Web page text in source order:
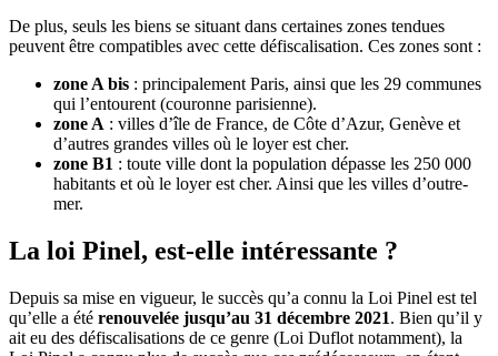
De plus, seuls les biens se situant dans certaines zones tendues
peuvent être compatibles avec cette défiscalisation. Ces zones sont :
zone A bis : principalement Paris, ainsi que les 29 communes
qui l’entourent (couronne parisienne).
zone A : villes d’île de France, de Côte d’Azur, Genève et
d’autres grandes villes où le loyer est cher.
zone B1 : toute ville dont la population dépasse les 250 000
habitants et où le loyer est cher. Ainsi que les villes d’outre-
mer.
La loi Pinel, est-elle intéressante ?
Depuis sa mise en vigueur, le succès qu’a connu la Loi Pinel est tel
qu’elle a été renouvelée jusqu’au 31 décembre 2021. Bien qu’il y
ait eu des défiscalisations de ce genre (Loi Duflot notamment), la